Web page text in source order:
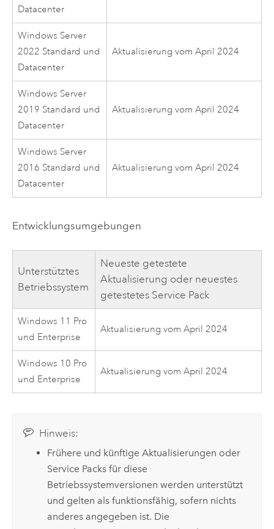
Datacenter
Windows Server
2022 Standard und
Datacenter
Aktualisierung vom April 2024
Windows Server
2019 Standard und
Datacenter
Aktualisierung vom April 2024
Windows Server
2016 Standard und
Datacenter
Aktualisierung vom April 2024
Entwicklungsumgebungen
Unterstütztes
Betriebssystem
Neueste getestete
Aktualisierung oder neuestes
getestetes Service Pack
Windows 11 Pro
und Enterprise
Aktualisierung vom April 2024
Windows 10 Pro
und Enterprise
Aktualisierung vom April 2024
Hinweis:
Frühere und künftige Aktualisierungen oder
Service Packs für diese
Betriebssystemversionen werden unterstützt
und gelten als funktionsfähig, sofern nichts
anderes angegeben ist. Die